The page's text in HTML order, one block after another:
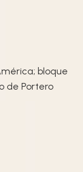
bloque
de Portero